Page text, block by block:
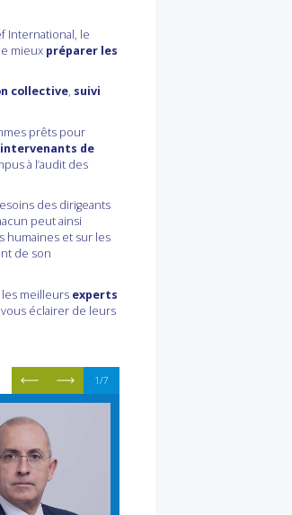
International, le
mieux préparer les
collective, suivi
prêts pour
de
à l’audit des
des dirigeants
peut ainsi
humaines et sur les
de son
meilleurs experts
éclairer de leurs
1/7